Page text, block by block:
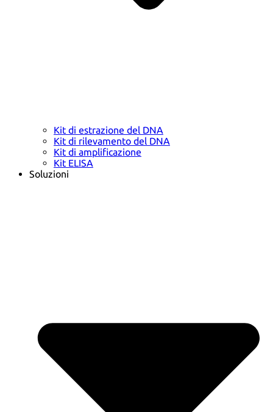
Kit di estrazione del DNA
Kit di rilevamento del DNA
Kit di amplificazione
Kit ELISA
Soluzioni